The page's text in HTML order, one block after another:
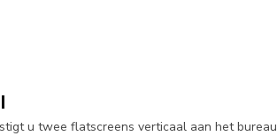
u twee flatscreens verticaal aan het bureau